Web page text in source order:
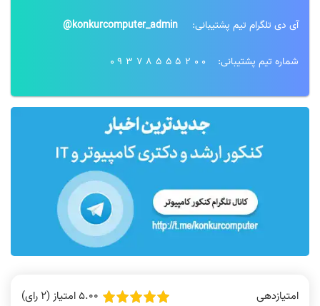
آی دی تلگرام تیم پشتیبانی: konkurcomputer_admin@
شماره تیم پشتیبانی: 09378555200
امتیازدهی 5.00 امتیاز (2 رای)